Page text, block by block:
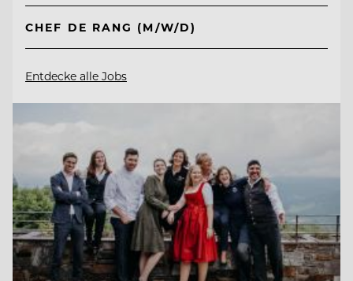
CHEF DE RANG (M/W/D)
Entdecke alle Jobs